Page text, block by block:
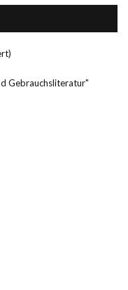
Gebrauchsliteratur"